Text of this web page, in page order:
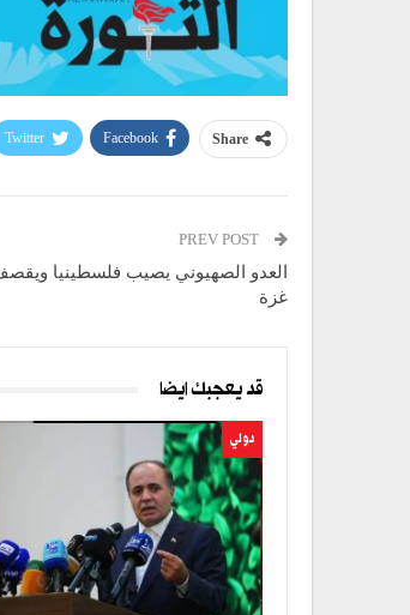
Share
Facebook
Twitter
العدو الصهيوني يصيب فلسطينيا
غزة
قد يعجبك ايضا
دولي